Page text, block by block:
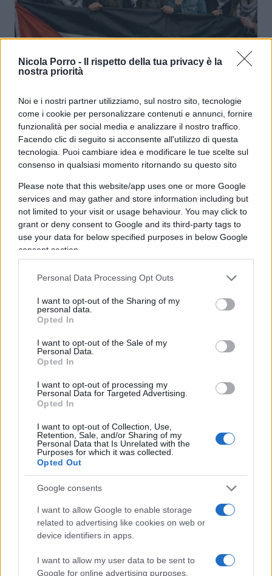
Nicola Porro -
Il rispetto della tua privacy è la
nostra priorità
Noi e i nostri partner utilizziamo, sul nostro sito, tecnologie
come i cookie per personalizzare contenuti e annunci, fornire
funzionalità per social media e analizzare il nostro traffico.
Facendo clic di seguito si acconsente all'utilizzo di questa
tecnologia. Puoi cambiare idea e modificare le tue scelte sul
consenso in qualsiasi momento ritornando su questo sito
Please note that this website/app uses one or more Google
services and may gather and store information including but
not limited to your visit or usage behaviour. You may click to
grant or deny consent to Google and its third-party tags to
use your data for below specified purposes in below Google
consent section.
Personal Data Processing Opt Outs
I want to opt-out of the Sharing of my
personal data.
Opted In
I want to opt-out of the Sale of my
Personal Data.
Opted In
I want to opt-out of processing my
Personal Data for Targeted Advertising.
Opted In
I want to opt-out of Collection, Use,
Retention, Sale, and/or Sharing of my
Personal Data that Is Unrelated with the
Purposes for which it was collected.
Opted Out
Google consents
I want to allow Google to enable storage
related to advertising like cookies on web or
device identifiers in apps.
I want to allow my user data to be sent to
Google for online advertising purposes.
Il conformismo degli
anticonformisti
diRoberto Ezio Pozzo
1 Giugno 2026, 5:50
4.7k
Voucher agricoli, così lo Stato
avvantaggia il caporalato
Palazzo Chigi, rivolta per topi e